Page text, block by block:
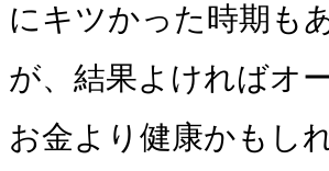
にキツかった時期も
が、結果よければオ
お金より健康かもし